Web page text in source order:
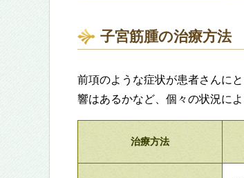
子宮筋腫の治療方法
前項のような症状が患者さんに
響はあるかなど、個々の状況に
治療方法